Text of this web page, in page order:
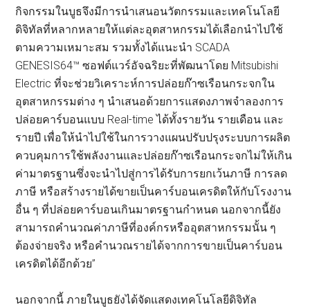
กิจกรรมในบูธจึงมีการนำเสนอนวัตกรรมและเทคโนโลยี
ดิจิทัลที่หลากหลายให้แต่ละอุตสาหกรรมได้เลือกนำไปใช้
ตามความเหมาะสม รวมทั้งได้แนะนำ SCADA
GENESIS64™ ซอฟต์แวร์อัจฉริยะที่พัฒนาโดย Mitsubishi
Electric ที่จะช่วยวิเคราะห์การปล่อยก๊าซเรือนกระจกใน
อุตสาหกรรมต่าง ๆ นำเสนอด้วยการแสดงภาพจำลองการ
ปล่อยคาร์บอนแบบ Real-time ได้ทั้งรายวัน รายเดือน และ
รายปี เพื่อให้นำไปใช้ในการวางแผนปรับปรุงระบบการผลิต
ควบคุมการใช้พลังงานและปล่อยก๊าซเรือนกระจกไม่ให้เกิน
ค่ามาตรฐานซึ่งจะนำไปสู่การได้รับการยกเว้นภาษี การลด
ภาษี หรือสร้างรายได้ขายเป็นคาร์บอนเครดิตให้กับโรงงาน
อื่น ๆ ที่ปล่อยคาร์บอนเกินมาตรฐานกำหนด นอกจากนี้ยัง
สามารถคำนวณค่าภาษีที่องค์กรหรืออุตสาหกรรมนั้น ๆ
ต้องจ่ายจริง หรือคำนวณรายได้จากการขายเป็นคาร์บอน
เครดิตได้อีกด้วย”
นอกจากนี้ ภายในบูธยังได้จัดแสดงเทคโนโลยีดิจิทัล